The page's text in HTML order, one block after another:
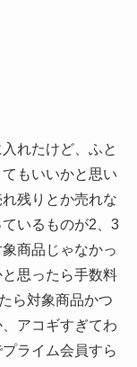
れたけど、ふと
もいいかと思い
残りとか売れな
いるものが2、3
商品じゃなかっ
思ったら手数料
ら対象商品かつ
アコギすぎてわ
ライム会員すら